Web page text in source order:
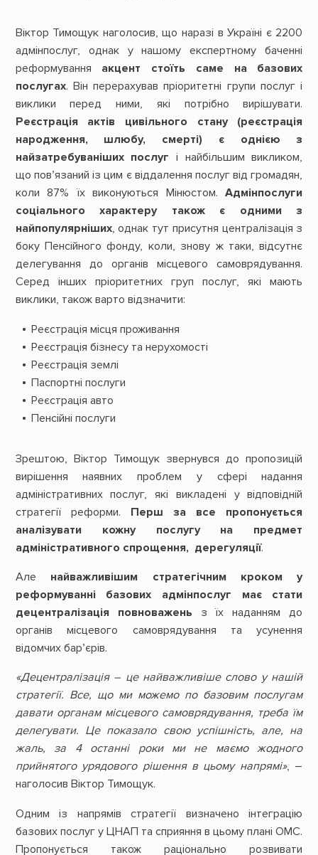
Віктор Тимощук наголосив, що наразі в Україні є 2200
адмінпослуг, однак у нашому експертному баченні
реформування акцент стоїть саме на базових
послугах. Він перерахував пріоритетні групи послуг і
виклики перед ними, які потрібно вирішувати.
Реєстрація актів цивільного стану (реєстрація
народження, шлюбу, смерті) є однією з
найзатребуваніших послуг і найбільшим викликом,
що пов’язаний із цим є віддалення послуг від громадян,
коли 87% їх виконуються Мінюстом.Адмінпослуги
соціального характеру також є одними з
найпопулярніших, однак тут присутня централізація з
боку Пенсійного фонду, коли, знову ж таки, відсутнє
делегування до органів місцевого самоврядування.
Серед інших пріоритетних груп послуг, які мають
виклики, також варто відзначити:
Реєстрація місця проживання
Реєстрація бізнесу та нерухомості
Реєстрація землі
Паспортні послуги
Реєстрація авто
Пенсійні послуги
Зрештою, Віктор Тимощук звернувся до пропозицій
вирішення наявних проблем у сфері надання
адміністративних послуг, які викладені у відповідній
стратегії реформи. Перш за все пропонується
аналізувати кожну послугу на предмет
адміністративного спрощення, дерегуляції.
Але найважливішим стратегічним кроком у
реформуванні базових адмінпослуг має стати
децентралізація повноважень з їх наданням до
органів місцевого самоврядування та усунення
відомчих бар’єрів.
«Децентралізація – це найважливіше слово у нашій
стратегії. Все, що ми можемо по базовим послугам
давати органам місцевого самоврядування, треба їм
делегувати. Це показало свою успішність, але, на
жаль, за 4 останні роки ми не маємо жодного
прийнятого урядового рішення в цьому напрямі», –
наголосив Віктор Тимощук.
Одним із напрямів стратегії визначено інтеграцію
базових послуг у ЦНАП та сприяння в цьому плані ОМС.
Пропонується також раціонально розвивати